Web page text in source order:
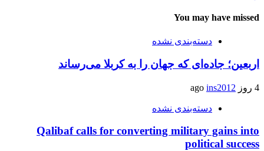
You may have missed
دسته‌بندی نشده
اربعین؛ جاده‌ای که جهان را به کربلا می‌رساند
4 روز ago ins2012
دسته‌بندی نشده
Qalibaf calls for converting military gains into
political success